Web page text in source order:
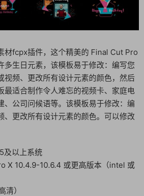
材fcpx插件，这个精美的 Final Cut Pro
多生日元素，该模板易于修改：编写您
视频、更改所有设计元素的颜色，然后
最适合制作令人难忘的视频卡、家庭电
、公司问候语等。该模板易于修改：编
、更改所有设计元素的颜色。可以修改
及以上系统
X 10.4.9-10.6.4 或更高版本（intel 或
清）